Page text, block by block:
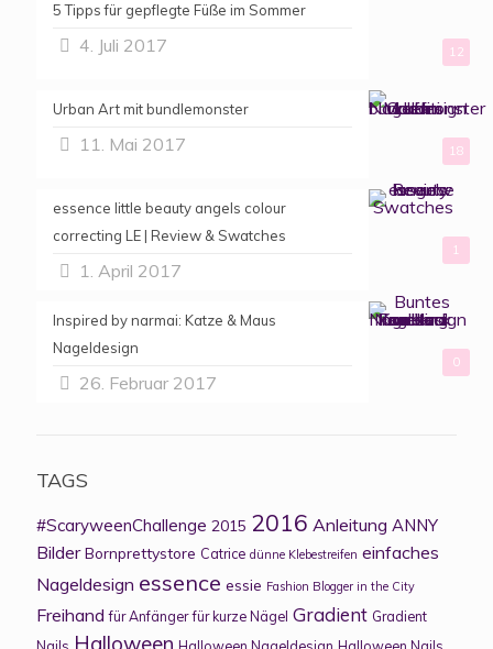
12
5 Tipps für gepflegte Füße im Sommer
4. Juli 2017
18
Urban Art mit bundlemonster
11. Mai 2017
1
essence little beauty angels colour
correcting LE | Review & Swatches
1. April 2017
0
Inspired by narmai: Katze & Maus
Nageldesign
26. Februar 2017
TAGS
#ScaryweenChallenge 2015 2016 Anleitung ANNY
Bilder Bornprettystore Catrice dünne Klebestreifen einfaches
Nageldesign essence essie Fashion Blogger in the City
Freihand für Anfänger für kurze Nägel Gradient Gradient
Halloween